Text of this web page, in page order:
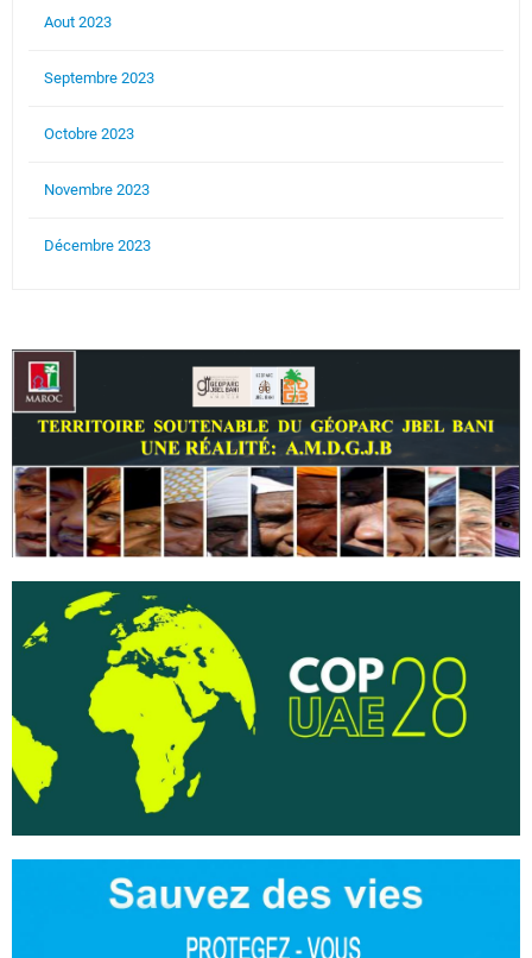
Aout 2023
Septembre 2023
Octobre 2023
Novembre 2023
Décembre 2023